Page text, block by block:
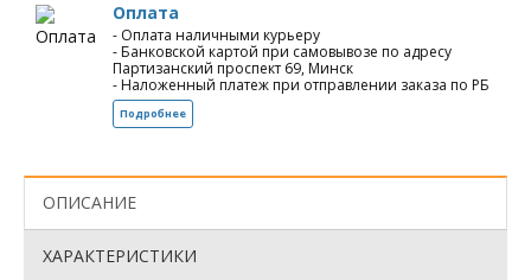
Оплата
- Оплата наличными курьеру
- Банковской картой при самовывозе по адресу
Партизанский проспект 69, Минск
- Наложенный платеж при отправлении заказа по РБ
Подробнее
ОПИСАНИЕ
ХАРАКТЕРИСТИКИ